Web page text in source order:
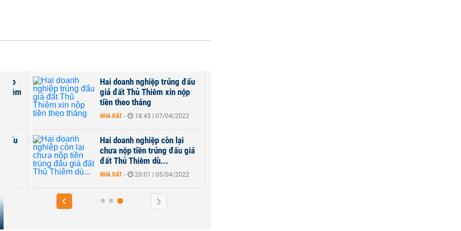
đấu
Hai doanh nghiệp trúng đấu
giá đất Thủ Thiêm xin nộp
tiền theo tháng
NHÀ ĐẤT - 18:45 | 07/04/2022
Hai doanh nghiệp còn lại
chưa nộp tiền trúng đấu giá
đất Thủ Thiêm dù...
NHÀ ĐẤT - 20:01 | 05/04/2022